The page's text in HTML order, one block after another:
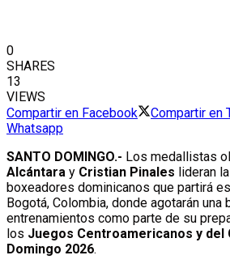
0
SHARES
13
VIEWS
Compartir en Facebook
Compartir en
Whatsapp
SANTO DOMINGO.- Los medallistas
Alcántara y Cristian Pinales lideran
boxeadores dominicanos que partirá
Bogotá, Colombia, donde agotarán una
entrenamientos como parte de su
los Juegos Centroamericanos y del
Domingo 2026.